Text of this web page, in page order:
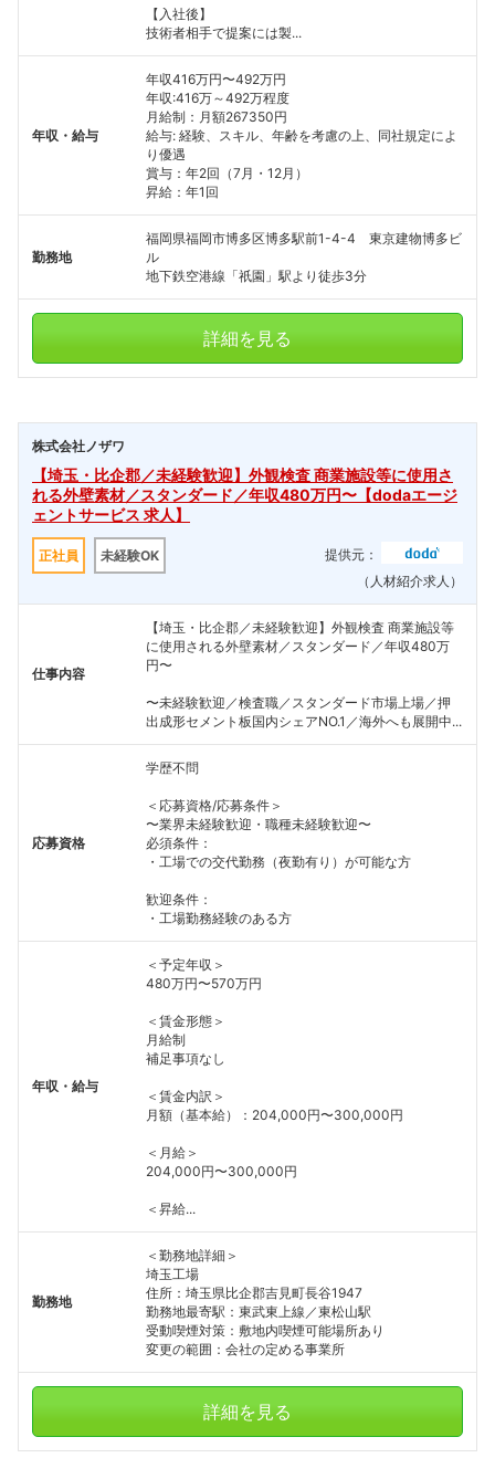
【入社後】
技術者相手で提案には製...
年収・給与
年収416万円〜492万円
年収:416万～492万程度
月給制：月額267350円
給与: 経験、スキル、年齢を考慮の上、同社規定によ
り優遇
賞与：年2回（7月・12月）
昇給：年1回
勤務地
福岡県福岡市博多区博多駅前1-4-4 東京建物博多ビ
ル
地下鉄空港線「祇園」駅より徒歩3分
詳細を見る
株式会社ノザワ
【埼玉・比企郡／未経験歓迎】外観検査 商業施設等に使用さ
れる外壁素材／スタンダード／年収480万円〜【dodaエージ
ェントサービス 求人】
正社員 未経験OK
提供元：
（人材紹介求人）
仕事内容
【埼玉・比企郡／未経験歓迎】外観検査 商業施設等
に使用される外壁素材／スタンダード／年収480万
円〜
〜未経験歓迎／検査職／スタンダード市場上場／押
出成形セメント板国内シェアNO.1／海外へも展開中...
応募資格
学歴不問
＜応募資格/応募条件＞
〜業界未経験歓迎・職種未経験歓迎〜
必須条件：
・工場での交代勤務（夜勤有り）が可能な方
歓迎条件：
・工場勤務経験のある方
年収・給与
＜予定年収＞
480万円〜570万円
＜賃金形態＞
月給制
補足事項なし
＜賃金内訳＞
月額（基本給）：204,000円〜300,000円
＜月給＞
204,000円〜300,000円
＜昇給...
勤務地
＜勤務地詳細＞
埼玉工場
住所：埼玉県比企郡吉見町長谷1947
勤務地最寄駅：東武東上線／東松山駅
受動喫煙対策：敷地内喫煙可能場所あり
変更の範囲：会社の定める事業所
詳細を見る